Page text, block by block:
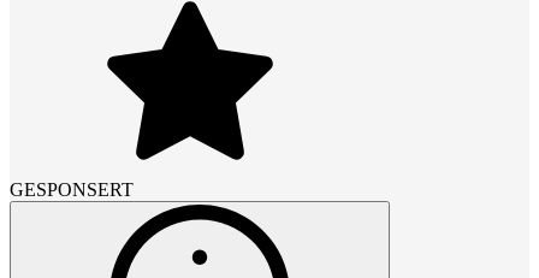
GESPONSERT